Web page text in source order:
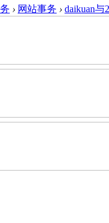
› 网站事务 › daikuan